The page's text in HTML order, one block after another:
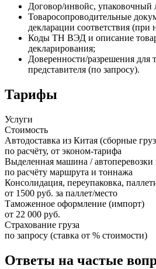
Договор/инвойс, упаковочный
Товаросопроводительные
декларации соответствия (при
Коды ТН ВЭД и описание
декларирования;
Доверенности/разрешения для
представителя (по запросу).
Тарифы
Услуги
Стоимость
Автодоставка из Китая (сборные
по расчёту, от эконом-тарифа
Выделенная машина / автоперевозки
по расчёту маршрута и тоннажа
Консолидация, переупаковка,
от 1500 руб. за паллет/место
Таможенное оформление (импорт)
от 22 000 руб.
Страхование груза
по запросу (ставка от % стоимости)
Ответы на частые